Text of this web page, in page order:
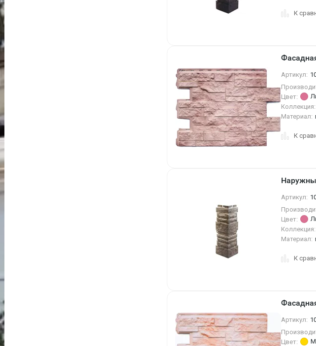
К
Артикул:
Цвет:
Коллекция:
Материал:
К
Артикул:
Цвет:
Коллекция:
Материал:
К
Артикул:
Цвет: